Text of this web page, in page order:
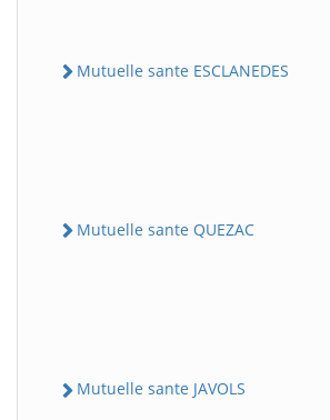
Mutuelle sante ESCLANEDES
Mutuelle sante QUEZAC
Mutuelle sante JAVOLS